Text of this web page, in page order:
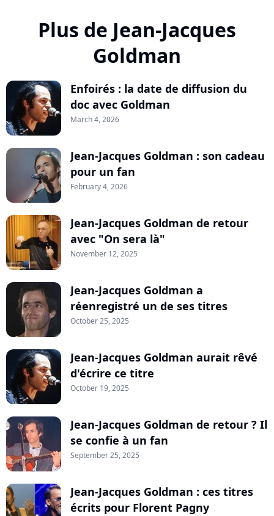
Plus de Jean-Jacques
Goldman
Enfoirés : la date de diffusion du
doc avec Goldman
March 4, 2026
Jean-Jacques Goldman : son cadeau
pour un fan
February 4, 2026
Jean-Jacques Goldman de retour
avec "On sera là"
November 12, 2025
Jean-Jacques Goldman a
réenregistré un de ses titres
October 25, 2025
Jean-Jacques Goldman aurait rêvé
d'écrire ce titre
October 19, 2025
Jean-Jacques Goldman de retour ? Il
se confie à un fan
September 25, 2025
Jean-Jacques Goldman : ces titres
écrits pour Florent Pagny